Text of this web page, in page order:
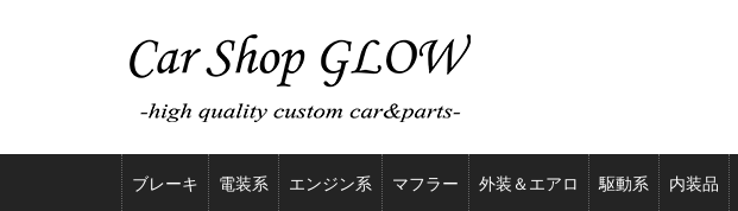
ブレーキ 電装系 エンジン系 マフラー 外装＆エアロ 駆動系 内装品